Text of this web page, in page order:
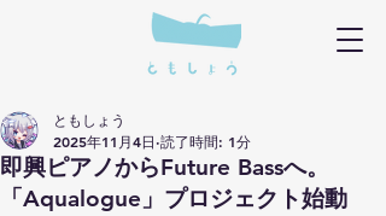
即興ピアノからFuture Bassへ。
「Aqualogue」プロジェクト始動
ともしょう
2025年11月4日 読了時間: 1分